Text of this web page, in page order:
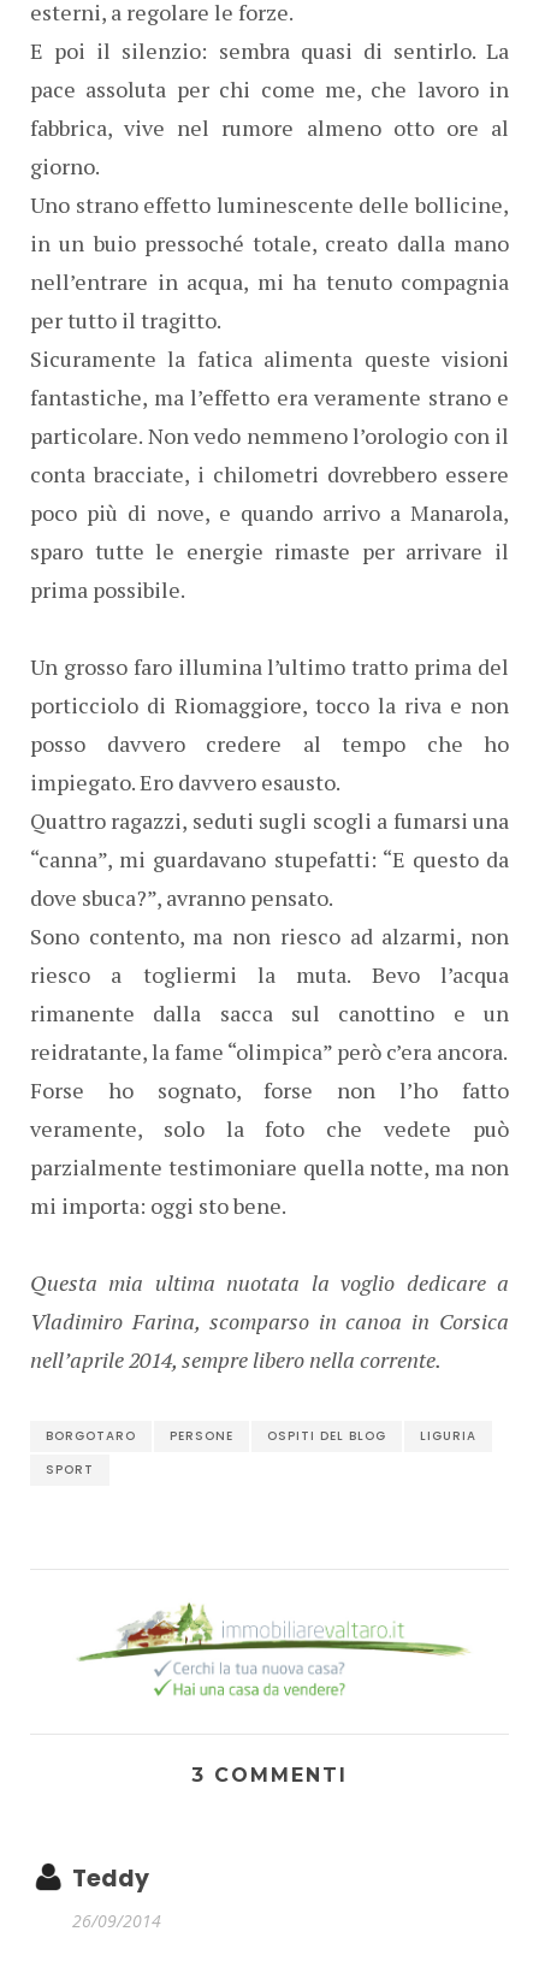
esterni, a regolare le forze.
E poi il silenzio: sembra quasi di sentirlo. La
pace assoluta per chi come me, che lavoro in
fabbrica, vive nel rumore almeno otto ore al
giorno.
Uno strano effetto luminescente delle bollicine,
in un buio pressoché totale, creato dalla mano
nell’entrare in acqua, mi ha tenuto compagnia
per tutto il tragitto.
Sicuramente la fatica alimenta queste visioni
fantastiche, ma l’effetto era veramente strano e
particolare. Non vedo nemmeno l’orologio con il
conta bracciate, i chilometri dovrebbero essere
poco più di nove, e quando arrivo a Manarola,
sparo tutte le energie rimaste per arrivare il
prima possibile.
Un grosso faro illumina l’ultimo tratto prima del
porticciolo di Riomaggiore, tocco la riva e non
posso davvero credere al tempo che ho
impiegato. Ero davvero esausto.
Quattro ragazzi, seduti sugli scogli a fumarsi una
“canna”, mi guardavano stupefatti: “E questo da
dove sbuca?”, avranno pensato.
Sono contento, ma non riesco ad alzarmi, non
riesco a togliermi la muta. Bevo l’acqua
rimanente dalla sacca sul canottino e un
reidratante, la fame “olimpica” però c’era ancora.
Forse ho sognato, forse non l’ho fatto
veramente, solo la foto che vedete può
parzialmente testimoniare quella notte, ma non
mi importa: oggi sto bene.
Questa mia ultima nuotata la voglio dedicare a
Vladimiro Farina, scomparso in canoa in Corsica
nell’aprile 2014, sempre libero nella corrente.
BORGOTARO PERSONE OSPITI DEL BLOG
LIGURIA
SPORT
3 COMMENTI
Teddy
26/09/2014